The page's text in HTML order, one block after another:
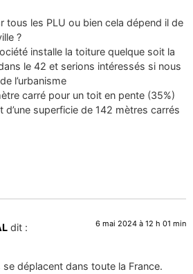
tous les PLU ou bien cela dépend il de
?
installe la toiture quelque soit la
le 42 et serions intéressés si nous
l’urbanisme
carré pour un toit en pente (35%)
superficie de 142 mètres carrés
dit : 6 mai 2024 à 12 h 01 min
déplacent dans toute la France.